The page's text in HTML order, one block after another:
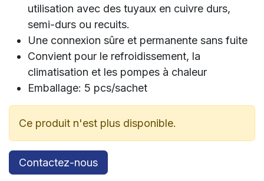
utilisation avec des tuyaux en cuivre durs,
semi-durs ou recuits.
Une connexion sûre et permanente sans fuite
Convient pour le refroidissement, la
climatisation et les pompes à chaleur
Emballage: 5 pcs/sachet
Ce produit n'est plus disponible.
Contactez-nous